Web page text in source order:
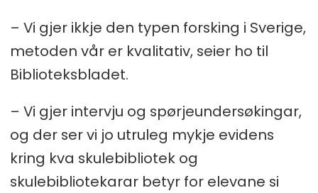
– Vi gjer ikkje den typen forsking i Sverige,
metoden vår er kvalitativ, seier ho til
Biblioteksbladet.
– Vi gjer intervju og spørjeundersøkingar,
og der ser vi jo utruleg mykje evidens
kring kva skulebibliotek og
skulebibliotekarar betyr for elevane si